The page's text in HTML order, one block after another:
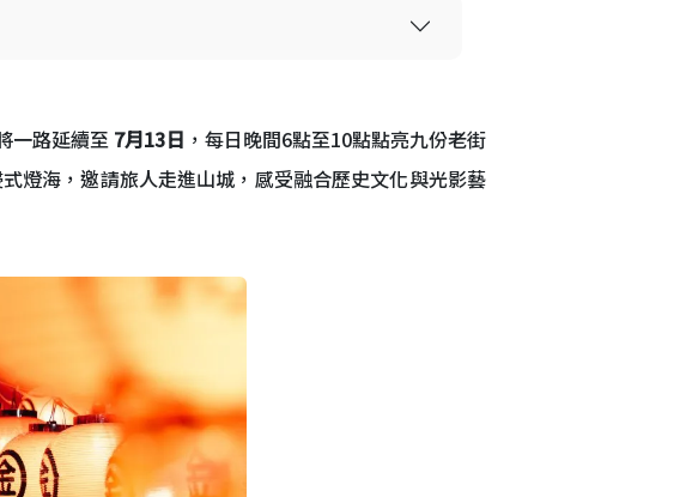
一路延續至 7月13日 ，每日晚間6點至10點點亮九份老街
燈海，邀請旅人走進山城，感受融合歷史文化與光影藝